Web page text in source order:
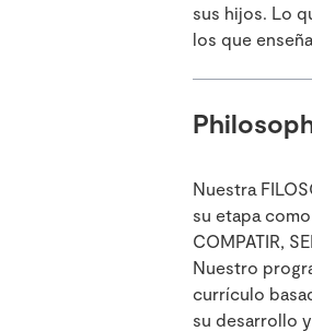
sus hijos. Lo
los que
Nuestra
su etapa
COMPATIR,
Nuestro
currículo
su desarrollo